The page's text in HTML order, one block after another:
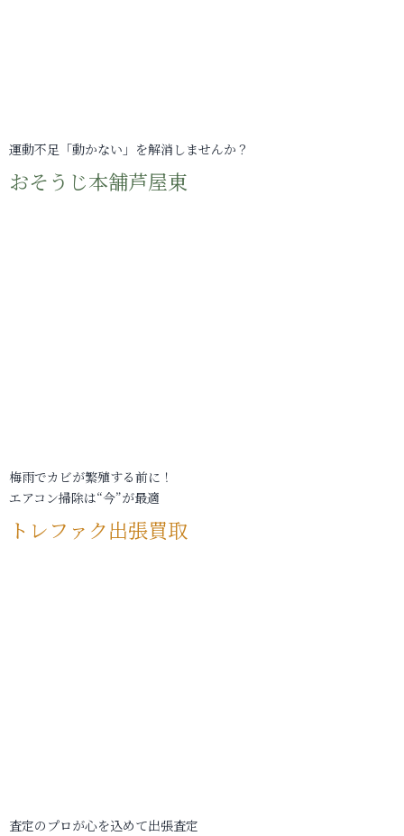
運動不足「動かない」を解消しませんか？
おそうじ本舗芦屋東
梅雨でカビが繁殖する前に！
エアコン掃除は“今”が最適
トレファク出張買取
査定のプロが心を込めて出張査定